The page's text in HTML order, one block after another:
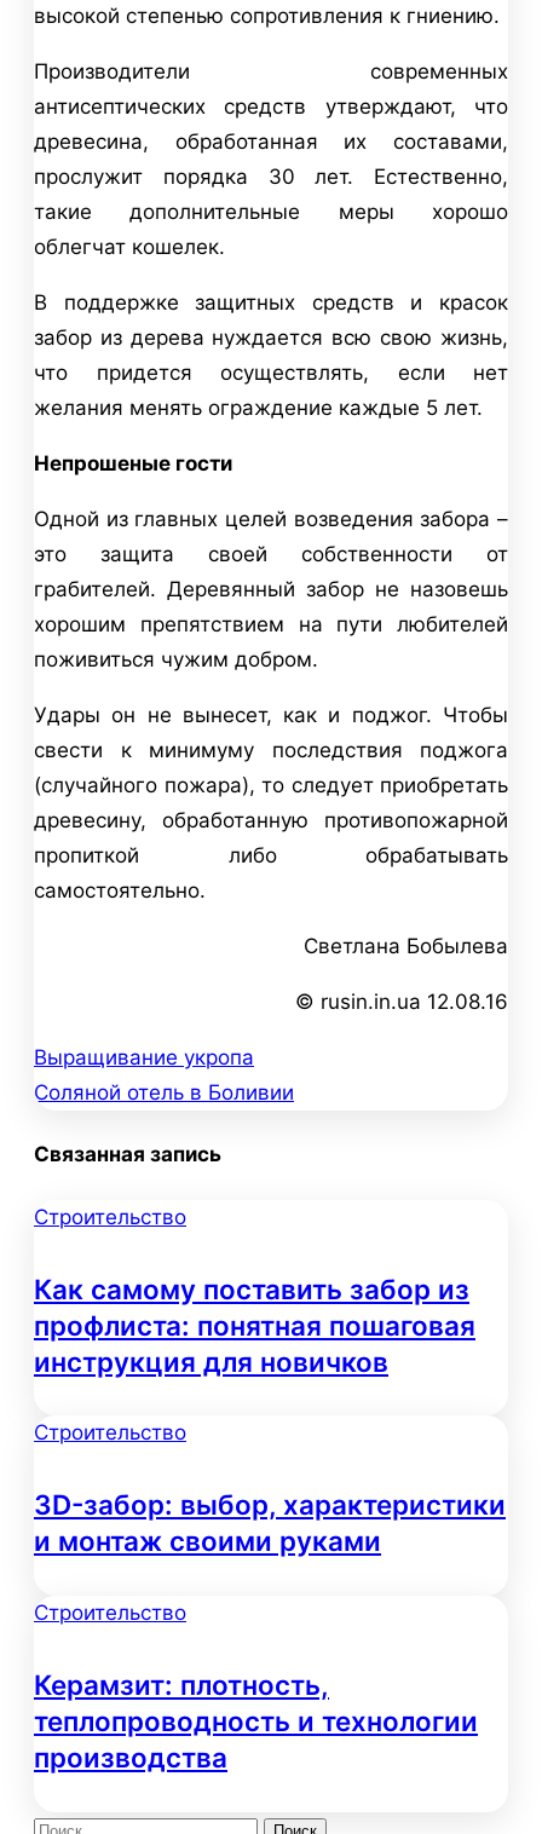
высокой степенью сопротивления к гниению.
Производители современных
антисептических средств утверждают, что
древесина, обработанная их составами,
прослужит порядка 30 лет. Естественно,
такие дополнительные меры хорошо
облегчат кошелек.
В поддержке защитных средств и красок
забор из дерева нуждается всю свою жизнь,
что придется осуществлять, если нет
желания менять ограждение каждые 5 лет.
Непрошеные гости
Одной из главных целей возведения забора –
это защита своей собственности от
грабителей. Деревянный забор не назовешь
хорошим препятствием на пути любителей
поживиться чужим добром.
Удары он не вынесет, как и поджог. Чтобы
свести к минимуму последствия поджога
(случайного пожара), то следует приобретать
древесину, обработанную противопожарной
пропиткой либо обрабатывать
самостоятельно.
Светлана Бобылева
© rusin.in.ua 12.08.16
Навигация
записям
Выращивание укропа
Соляной отель в Боливии
Связанная запись
Строительство
Как самому поставить забор из
профлиста: понятная пошаговая
инструкция для новичков
Строительство
3D-забор: выбор, характеристики
и монтаж своими руками
Строительство
Керамзит: плотность,
теплопроводность и технологии
производства
Найти: